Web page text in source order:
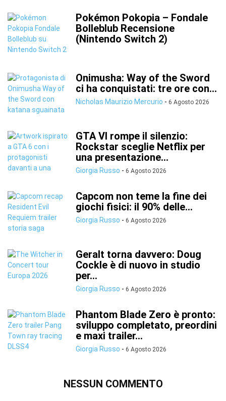
Pokémon Pokopia – Fondale
Bolleblub Recensione
(Nintendo Switch 2)
Onimusha: Way of the Sword
ci ha conquistati: tre ore con...
Nicholas Maurizio Mercurio - 6 Agosto 2026
GTA VI rompe il silenzio:
Rockstar sceglie Netflix per
una presentazione...
Giorgia Russo - 6 Agosto 2026
Capcom non teme la fine dei
giochi fisici: il 90% delle...
Giorgia Russo - 6 Agosto 2026
Geralt torna davvero: Doug
Cockle è di nuovo in studio
per...
Giorgia Russo - 6 Agosto 2026
Phantom Blade Zero è pronto:
sviluppo completato, preordini
e maxi trailer...
Giorgia Russo - 6 Agosto 2026
NESSUN COMMENTO